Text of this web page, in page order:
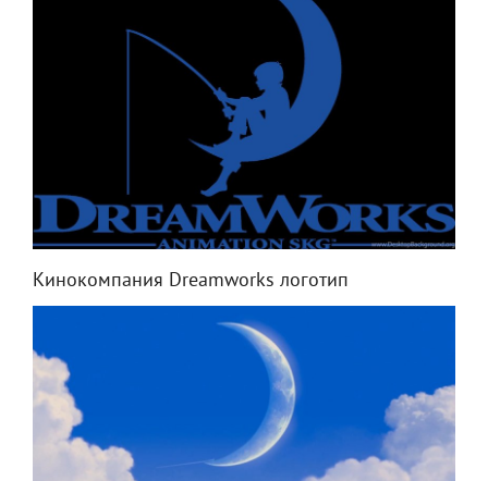
Кинокомпания Dreamworks логотип